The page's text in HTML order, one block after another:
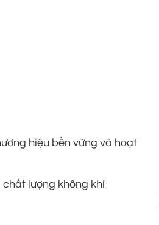
hiệu bền vững và hoạt
lượng không khí